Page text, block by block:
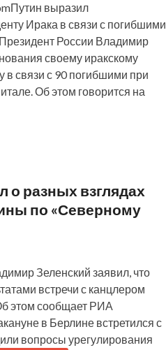
выразил
Ирака в связи с погибшими
России Владимир
своему иракскому
в связи с 90 погибшими при
Об этом говорится на
о разных взглядах
по «Северному
Зеленский заявил, что
встречи с канцлером
этом сообщает РИА
в Берлине встретился с
вопросы урегулирования